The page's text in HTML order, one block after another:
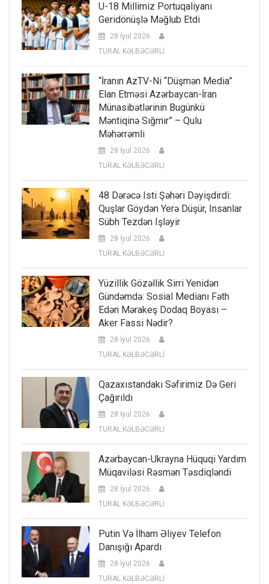
U-18 Millimiz Portuqaliyanı
Geridönüşlə Məğlub Etdi
28 İyul 2026
TURAL KƏLBƏCƏRLİ
“İranın AzTV-Ni “düşmən Media”
Elan Etməsi Azərbaycan-İran
Münasibətlərinin Bugünkü
Məntiqinə Sığmır” – Qulu
Məhərrəmli
28 İyul 2026
TURAL KƏLBƏCƏRLİ
48 Dərəcə Isti Şəhəri Dəyişdirdi:
Quşlar Göydən Yerə Düşür, Insanlar
Sübh Tezdən Işləyir
28 İyul 2026
TURAL KƏLBƏCƏRLİ
Yüzillik Gözəllik Sirri Yenidən
Gündəmdə: Sosial Medianı Fəth
Edən Mərakeş Dodaq Boyası –
Aker Fassi Nədir?
28 İyul 2026
TURAL KƏLBƏCƏRLİ
Qazaxıstandakı Səfirimiz Də Geri
Çağırıldı
28 İyul 2026
TURAL KƏLBƏCƏRLİ
Azərbaycan-Ukrayna Hüquqi Yardım
Müqaviləsi Rəsmən Təsdiqləndi
28 İyul 2026
TURAL KƏLBƏCƏRLİ
Putin Və İlham Əliyev Telefon
Danışığı Apardı
28 İyul 2026
TURAL KƏLBƏCƏRLİ